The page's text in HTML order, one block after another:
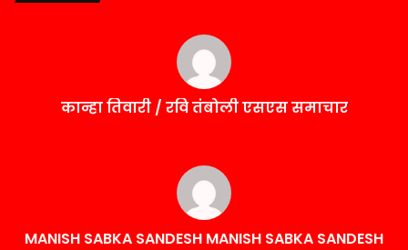
कान्हा तिवारी / रवि तंबोली एसएस समाचार
MANISH SABKA SANDESH MANISH SABKA SANDESH